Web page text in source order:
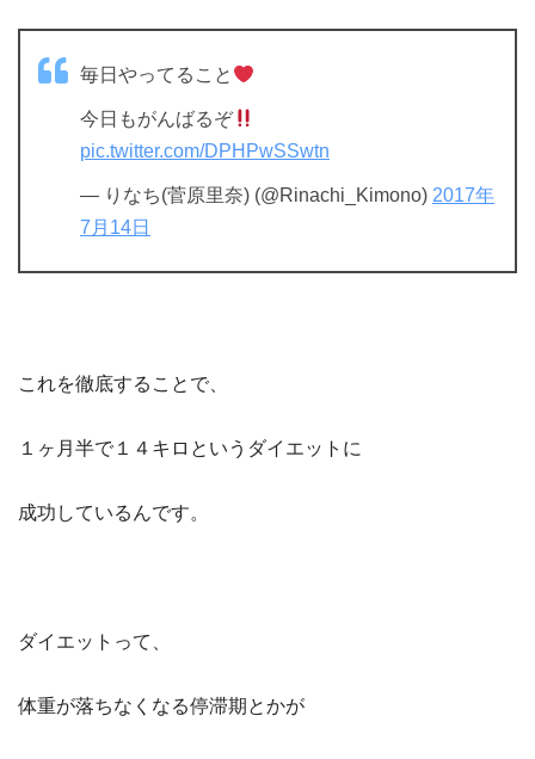
毎日やってること
今日もがんばるぞ
pic.twitter.com/DPHPwSSwtn
— りなち(菅原里奈) (@Rinachi_Kimono) 2017年
7月14日
これを徹底することで、
１ヶ月半で１４キロというダイエットに
成功しているんです。
ダイエットって、
体重が落ちなくなる停滞期とかが